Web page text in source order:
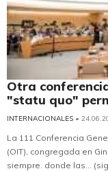
Otra
"statu quo"
INTERNACIONALES •
La 111 Conferencia
(OIT), congregada en
siempre. donde las...